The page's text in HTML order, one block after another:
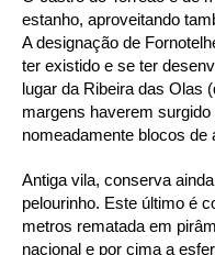
estanho, aproveitando
A designação de
ter existido e se ter
lugar da Ribeira das Olas
margens haverem
nomeadamente blocos de
Antiga vila, conserva
pelourinho. Este último é
metros rematada em
nacional e por cima a